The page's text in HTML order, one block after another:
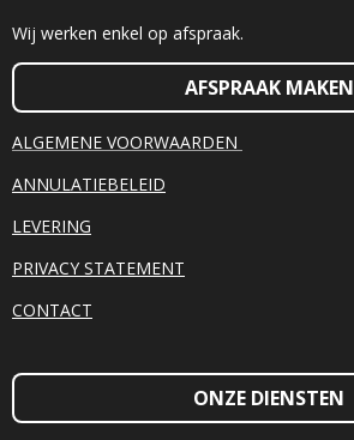
Wij werken enkel op afspraak.
AFSPRAAK MAKEN
ALGEMENE VOORWAARDEN
ANNULATIEBELEID
LEVERING
PRIVACY STATEMENT
CONTACT
ONZE DIENSTEN